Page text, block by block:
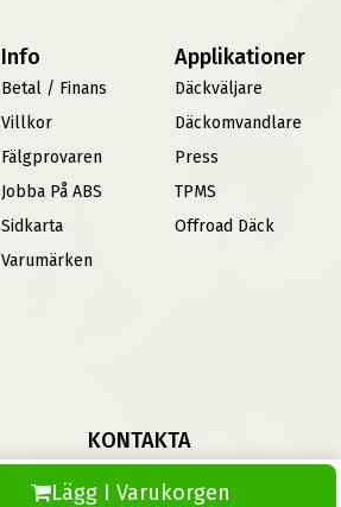
Lägg I Varukorgen
Info
Betal / Finans
Villkor
Fälgprovaren
Jobba På ABS
Sidkarta
Varumärken
Applikationer
Däckväljare
Däckomvandlare
Press
TPMS
Offroad Däck
KONTAKTA